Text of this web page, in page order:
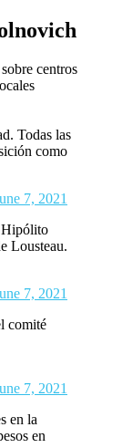
centros
Todas las
como
7, 2021
Hipólito
Lousteau.
7, 2021
comité
7, 2021
en la
en